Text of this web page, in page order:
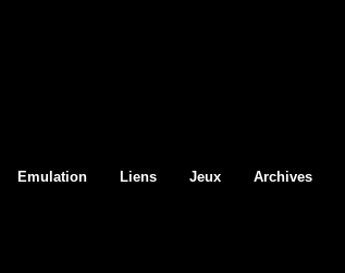
Emulation Liens Jeux Archives